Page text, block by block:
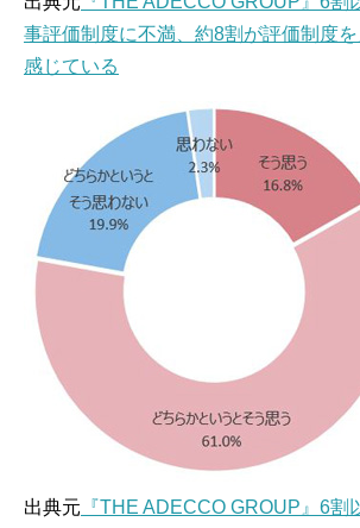
事評価制度に不満、約8割が評価制度
感じている
出典元 『THE ADECCO GROUP』6割